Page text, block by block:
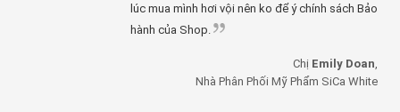
lúc mua mình hơi vội nên ko để ý chính sách Bảo
hành của Shop.
Chị Emily Doan
Nhà Phân Phối Mỹ Phẩm SiCa White